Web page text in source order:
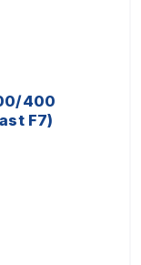
400
F7)